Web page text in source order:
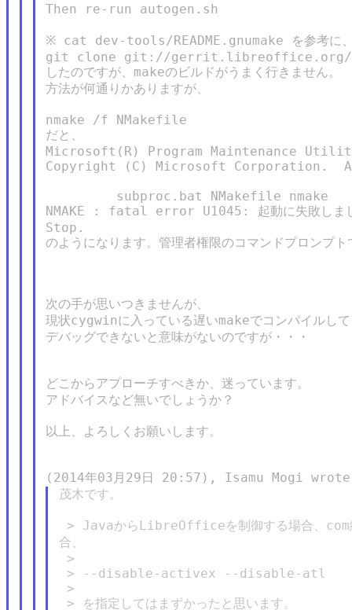
Then re-run autogen.sh
※ cat dev-tools/README.gnumake を参考に
git clone git://gerrit.libreoffice.org/
したのですが、makeのビルドがうまく行きません。
方法が何通りかありますが、
nmake /f NMakefile
だと、
Microsoft(R) Program Maintenance
Copyright (C) Microsoft Corporation.
         subproc.bat NMakefile nmake
NMAKE : fatal error U1045: 起動に失敗し
Stop.
のようになります。管理者権限のコマンドプロンプ
次の手が思いつきませんが、
現状cygwinに入っている遅いmakeでコンパイルし
デバッグできないと意味がないのですが・・・
どこからアプローチすべきか、迷っています。
アドバイスなど無いでしょうか？
以上、よろしくお願いします。
茂木です。
> JavaからLibreOfficeを制御する場合、com
合、
>
> --disable-activex --disable-atl
>
> を指定してはまずかったと思います。